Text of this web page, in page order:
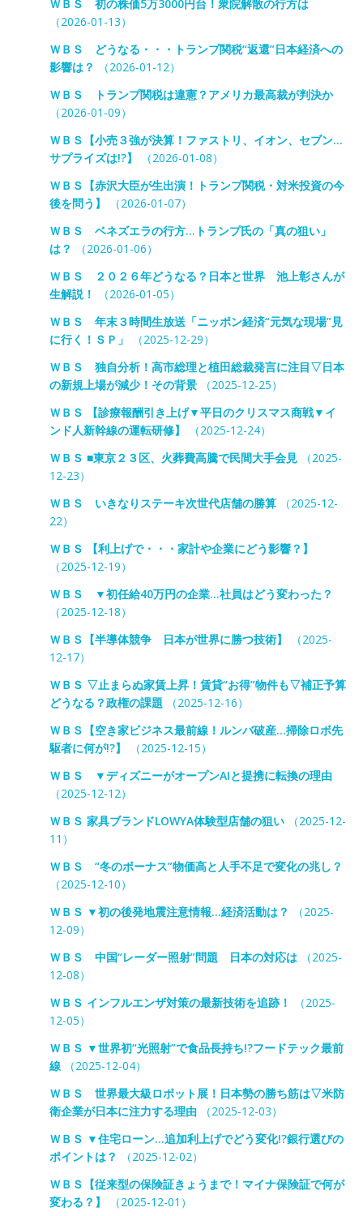
ＷＢＳ 初の株価5万3000円台！衆院解散の行方は
（2026-01-13）
ＷＢＳ どうなる・・・トランプ関税“返還”日本経済への
影響は？
（2026-01-12）
ＷＢＳ トランプ関税は違憲？アメリカ最高裁が判決か
（2026-01-09）
ＷＢＳ【小売３強が決算！ファストリ、イオン、セブン…
サプライズは!?】
（2026-01-08）
ＷＢＳ【赤沢大臣が生出演！トランプ関税・対米投資の今
後を問う】
（2026-01-07）
ＷＢＳ ベネズエラの行方…トランプ氏の「真の狙い」
は？
（2026-01-06）
ＷＢＳ ２０２６年どうなる？日本と世界 池上彰さんが
生解説！
（2026-01-05）
ＷＢＳ 年末３時間生放送「ニッポン経済“元気な現場”見
に行く！ＳＰ」
（2025-12-29）
ＷＢＳ 独自分析！高市総理と植田総裁発言に注目▽日本
の新規上場が減少！その背景（2025-12-25）
ＷＢＳ 【診療報酬引き上げ▼平日のクリスマス商戦▼イ
ンド人新幹線の運転研修】
（2025-12-24）
ＷＢＳ ■東京２３区、火葬費高騰で民間大手会見（2025-
12-23）
ＷＢＳ いきなりステーキ次世代店舗の勝算（2025-12-
22）
ＷＢＳ 【利上げで・・・家計や企業にどう影響？】
（2025-12-19）
ＷＢＳ ▼初任給40万円の企業…社員はどう変わった？
（2025-12-18）
ＷＢＳ【半導体競争 日本が世界に勝つ技術】
（2025-
12-17）
ＷＢＳ ▽止まらぬ家賃上昇！賃貸“お得”物件も▽補正予算
どうなる？政権の課題 （2025-12-16）
ＷＢＳ【空き家ビジネス最前線！ルンバ破産…掃除ロボ先
駆者に何が!?】
（2025-12-15）
ＷＢＳ ▼ディズニーがオープンAIと提携に転換の理由
（2025-12-12）
ＷＢＳ 家具ブランドLOWYA体験型店舗の狙い（2025-12-
11）
ＷＢＳ “冬のボーナス”物価高と人手不足で変化の兆し？
（2025-12-10）
ＷＢＳ ▼初の後発地震注意情報…経済活動は？
（2025-
12-09）
ＷＢＳ 中国“レーダー照射”問題 日本の対応は（2025-
12-08）
ＷＢＳ インフルエンザ対策の最新技術を追跡！
（2025-
12-05）
ＷＢＳ ▼世界初“光照射”で食品長持ち!?フードテック最前
線（2025-12-04）
ＷＢＳ 世界最大級ロボット展！日本勢の勝ち筋は▽米防
衛企業が日本に注力する理由（2025-12-03）
ＷＢＳ ▼住宅ローン…追加利上げでどう変化!?銀行選びの
ポイントは？
（2025-12-02）
ＷＢＳ【従来型の保険証きょうまで！マイナ保険証で何が
変わる？】
（2025-12-01）